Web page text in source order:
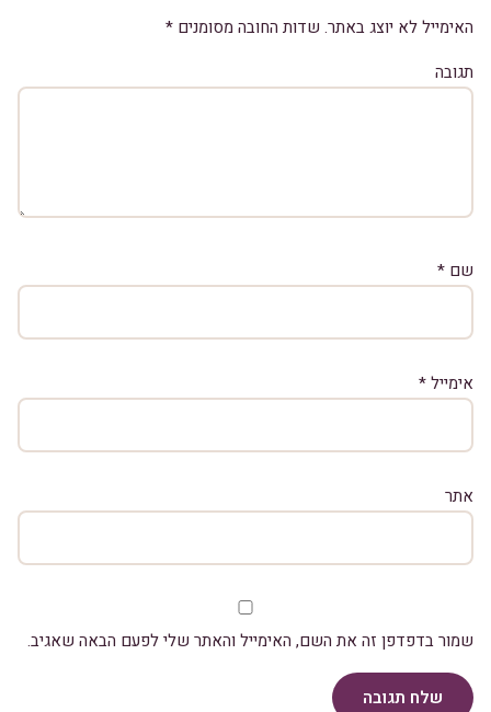
האימייל לא יוצג באתר. שדות החובה מסומנים *
תגובה
שם *
אימייל*
אתר
שמור בדפדפן זה את השם, האימייל והאתר שלי לפעם הבאה שאגיב.
שלח תגובה